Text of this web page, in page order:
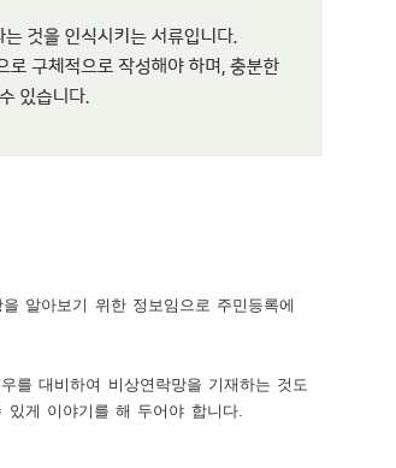
알아보기 위한 정보임으로 주민등록에
를 대비하여 비상연락망을 기재하는 것도
게 이야기를 해 두어야 합니다.